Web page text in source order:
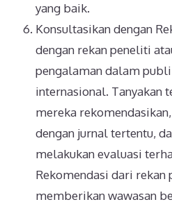
yang baik.
Konsultasikan dengan
dengan rekan peneliti
pengalaman dalam
internasional. Tanyakan
mereka
dengan jurnal tertentu,
melakukan evaluasi
Rekomendasi dari rekan
memberikan wawasan